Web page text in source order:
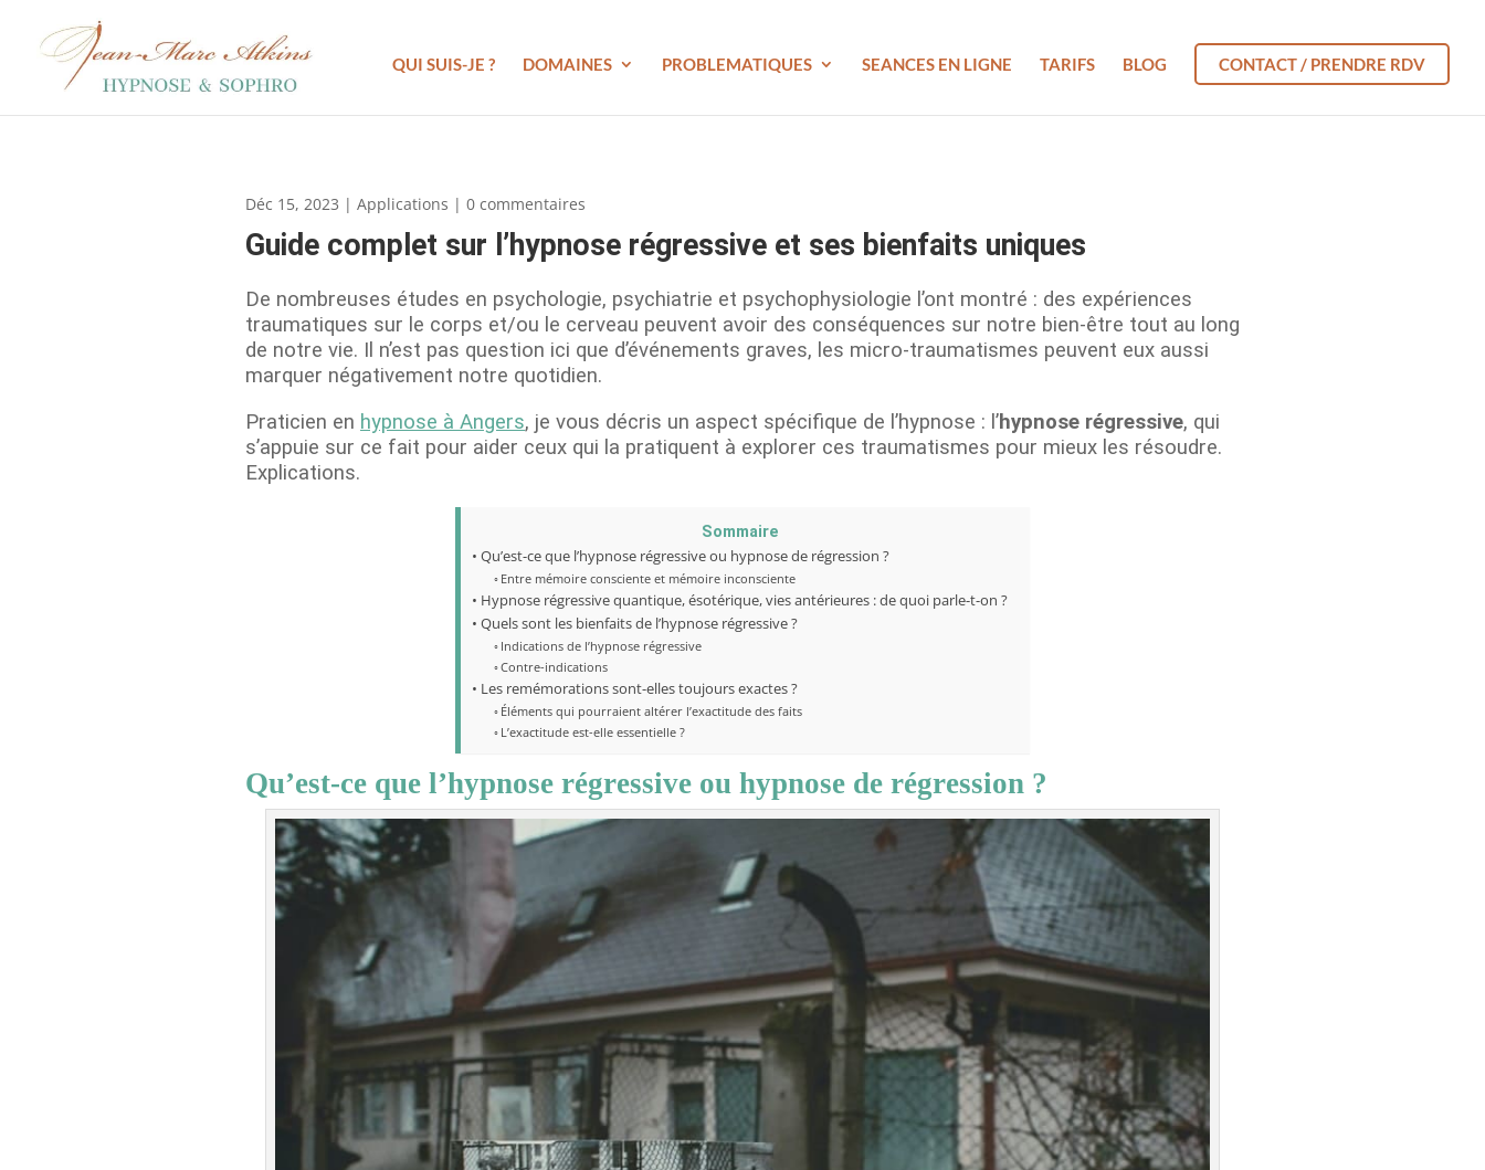
QUI SUIS-JE ? DOMAINES PROBLEMATIQUES SEANCES EN LIGNE TARIFS BLOG CONTACT / PRENDRE RDV
Déc 15, 2023 | Applications | 0 commentaires
Guide complet sur l’hypnose régressive et ses bienfaits uniques
De nombreuses études en psychologie, psychiatrie et psychophysiologie l’ont montré : des expériences
traumatiques sur le corps et/ou le cerveau peuvent avoir des conséquences sur notre bien-être tout au long
de notre vie. Il n’est pas question ici que d’événements graves, les micro-traumatismes peuvent eux aussi
marquer négativement notre quotidien.
Praticien en hypnose à Angers, je vous décris un aspect spécifique de l’hypnose : l’hypnose régressive, qui
s’appuie sur ce fait pour aider ceux qui la pratiquent à explorer ces traumatismes pour mieux les résoudre.
Explications.
Sommaire
Qu’est-ce que l’hypnose régressive ou hypnose de régression ?
Entre mémoire consciente et mémoire inconsciente
Hypnose régressive quantique, ésotérique, vies antérieures : de quoi parle-t-on ?
Quels sont les bienfaits de l’hypnose régressive ?
Indications de l’hypnose régressive
Contre-indications
Les remémorations sont-elles toujours exactes ?
Éléments qui pourraient altérer l’exactitude des faits
L’exactitude est-elle essentielle ?
Qu’est-ce que l’hypnose régressive ou hypnose de régression ?